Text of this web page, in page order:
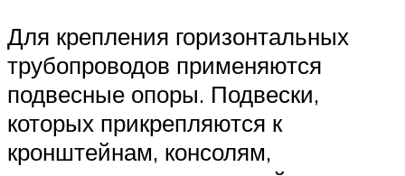
Для крепления горизонтальных
трубопроводов применяются
подвесные опоры. Подвески,
которых прикрепляются к
кронштейнам, консолям,